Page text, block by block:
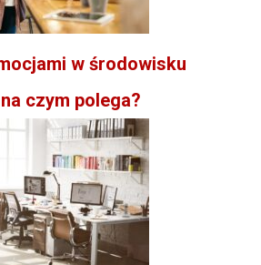
w środowisku
czym polega?